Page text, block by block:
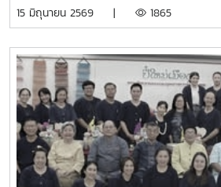
วิศวกรรมอาหาร สาขาวิชาวิทยาศาสตร์ก
รวมถึงหน่วยปฏิบัติการและห้องปฏิบัติการ
หลักสูตร ก่อนนำเยี่ยมชมห้องปฏิบัติการ
ภายในคณะฯ เพื่อแลกเปลี่ยนองค์ความรู้
ร่วมมือระหว่างประเทศในอนาคต
Agro-Industry, Maejo University
Ken’ichi Yano from Mie University,
Academic Collaboration Discussion
โครงการ “สืบสานป๋าเวณีปี๋ใหม่เมือง” ปร
เป็นระเบียบ โดยมี ผู้ช่วยศาสตราจารย์
ผู้ถือป้ายประจำขบวน สะท้อนถึงความพร้
หนึ่งเดียวของบุคลากรในคณะฯกิจกรรม
สืบสานประเพณีปีใหม่เมืองของชาวล้านน
บุคลากรได้ร่วมแสดงความเคารพ คารวะ
และผู้บริหารมหาวิทยาลัย อันเป็นการส่ง
วัฒนธรรมและความสัมพันธ์อันดีภายใน
15 มิถุนายน 2569 | 1865